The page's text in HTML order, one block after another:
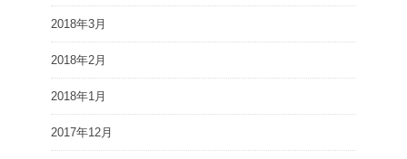
2018年3月
2018年2月
2018年1月
2017年12月